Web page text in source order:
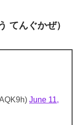
てんぐかぜ）
June 11,